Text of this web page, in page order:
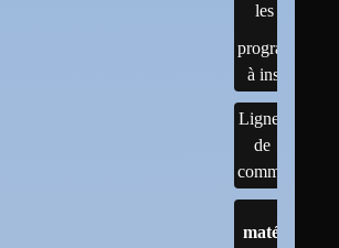
les
programmes
à installer
Lignes
de
commandes
matériels :